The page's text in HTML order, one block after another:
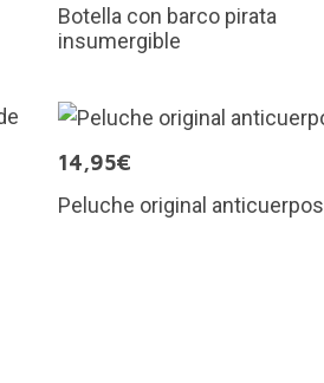
Botella con barco pirata
insumergible
14,95€
Peluche original anticuerpos